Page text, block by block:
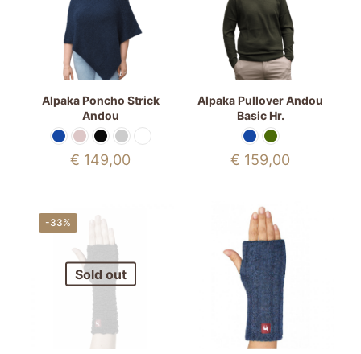
Alpaka Poncho Strick
Andou
€ 149,00
Alpaka Pullover Andou
Basic Hr.
€ 159,00
-33%
Sold out